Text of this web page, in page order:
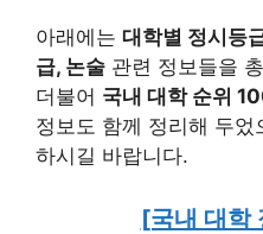
아래에는 대학별 정시등
급, 논술 관련 정보들을
더불어 국내 대학 순위
정보도 함께 정리해 두
하시길 바랍니다.
[국내 대학